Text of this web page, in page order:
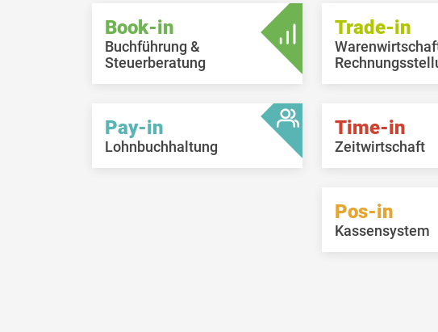
Book-in
Buchführung &
Steuerberatung
Trade-in
Pay-in
Lohnbuchhaltung
Time-in
Zeitwirtschaft
Pos-in
Kassensystem